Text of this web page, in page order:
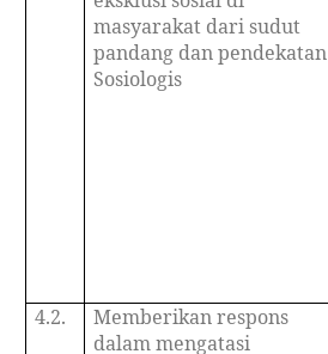
masyarakat dari sudut
pandang dan pendekatan
Sosiologis
4.2.
Memberikan respons
dalam mengatasi